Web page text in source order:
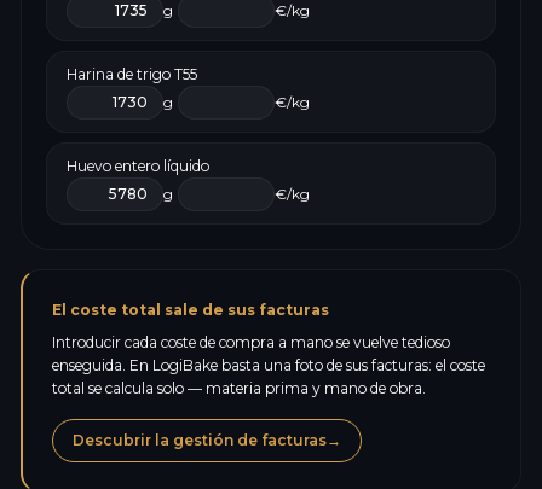
g
€/kg
Harina de trigo T55
g
€/kg
Huevo entero líquido
g
€/kg
El coste total sale de sus facturas
Introducir cada coste de compra a mano se vuelve tedioso
enseguida. En LogiBake basta una foto de sus facturas: el coste
total se calcula solo — materia prima y mano de obra.
Descubrir la gestión de facturas→